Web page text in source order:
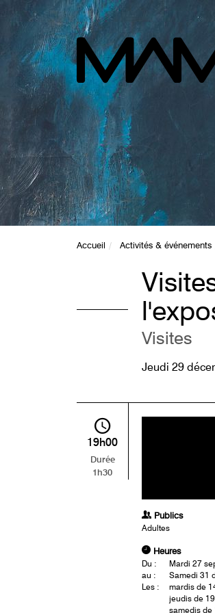
Accueil Activités & événements
Visites
Jeudi 29
19h00
Durée
1h30
Publics
Adultes
Heures
Du :
Mardi 27
au :
Samedi 31
Les :
mardis de
jeudis de
samedis de